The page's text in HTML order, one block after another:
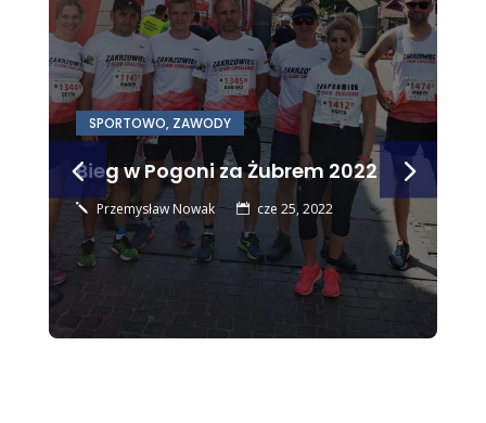
SPORTOWO, ZAWODY
Bieg w Pogoni za Żubrem 2022
j Przemysław Nowak  cze 25, 2022